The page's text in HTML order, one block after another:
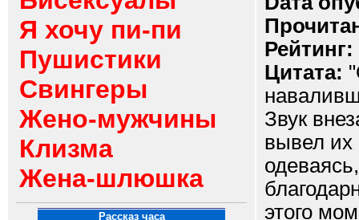
Я хочу пи-пи
Пушистики
Свингеры
Жено-мужчины
Клизма
Жена-шлюшка
Рассказ часа
Рейтинг:
Цитата:
Звук
вывел их
этого